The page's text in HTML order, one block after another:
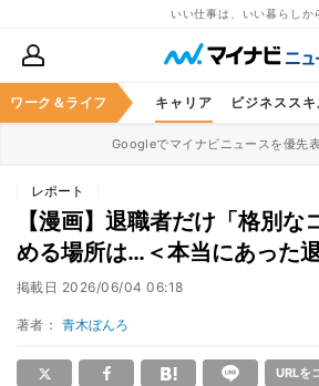
いい仕事は、いい暮らしか
ワーク＆ライフ キャリア ビジネスス
Googleでマイナビニュースを優先
レポート
【漫画】退職者だけ「格別な
める場所は…＜本当にあった
掲載日 2026/06/04 06:18
著者： 青木ぼんろ
URLを